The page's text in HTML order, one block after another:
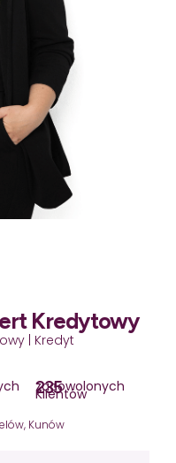
Kredytowy
| Kredyt
235
zadowolonych
Klientów
Kunów